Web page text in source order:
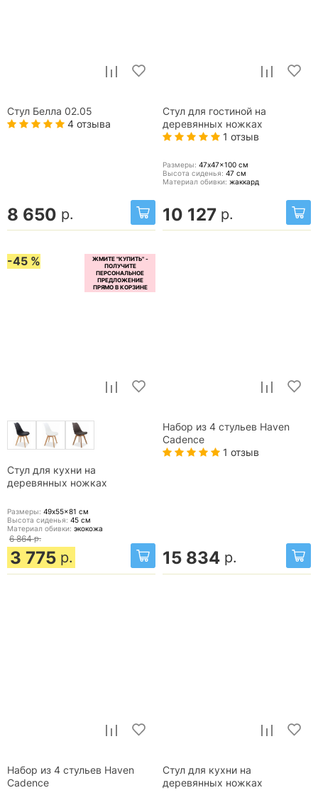
Стул Белла 02.05
4 отзыва
8 650 р.
Стул для гостиной на
деревянных ножках
1 отзыв
Размеры: 47x47x100 см
Высота сиденья: 47 см
Материал обивки: жаккард
10 127 р.
-45 %
Стул для кухни на
деревянных ножках
Размеры: 49x55x81 см
Высота сиденья: 45 см
Материал обивки: экокожа
6 864 р.
3 775 р.
Набор из 4 стульев Haven
Cadence
1 отзыв
15 834 р.
Набор из 4 стульев Haven
Cadence
Стул для кухни на
деревянных ножках